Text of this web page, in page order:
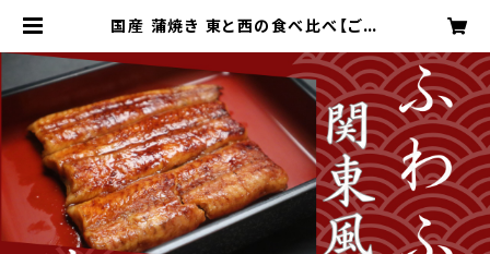
国産 蒲焼き 東と西の食べ比べ【ご贈